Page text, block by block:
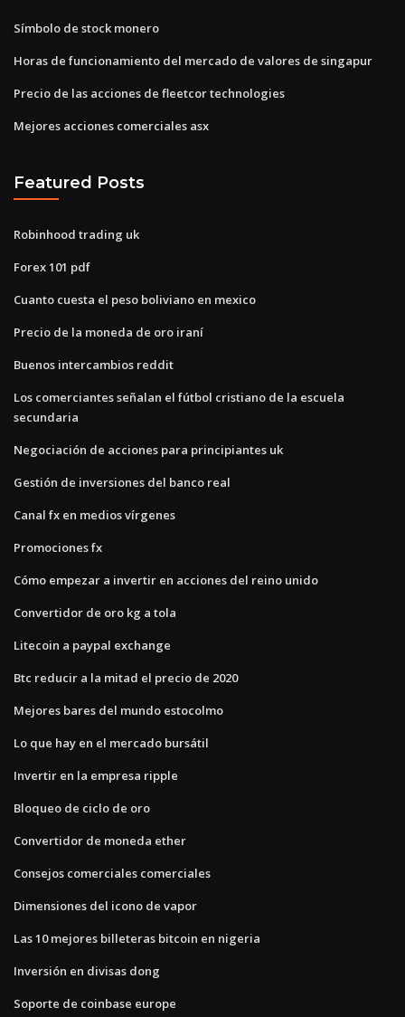
Símbolo de stock monero
Horas de funcionamiento del mercado de valores de singapur
Precio de las acciones de fleetcor technologies
Mejores acciones comerciales asx
Featured Posts
Robinhood trading uk
Forex 101 pdf
Cuanto cuesta el peso boliviano en mexico
Precio de la moneda de oro iraní
Buenos intercambios reddit
Los comerciantes señalan el fútbol cristiano de la escuela
secundaria
Negociación de acciones para principiantes uk
Gestión de inversiones del banco real
Canal fx en medios vírgenes
Promociones fx
Cómo empezar a invertir en acciones del reino unido
Convertidor de oro kg a tola
Litecoin a paypal exchange
Btc reducir a la mitad el precio de 2020
Mejores bares del mundo estocolmo
Lo que hay en el mercado bursátil
Invertir en la empresa ripple
Bloqueo de ciclo de oro
Convertidor de moneda ether
Consejos comerciales comerciales
Dimensiones del icono de vapor
Las 10 mejores billeteras bitcoin en nigeria
Inversión en divisas dong
Soporte de coinbase europe